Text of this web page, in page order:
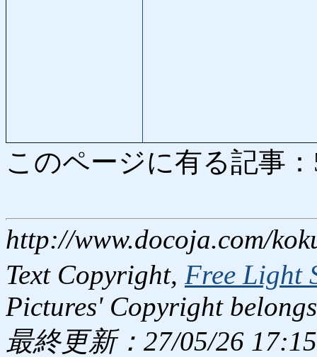
このページに有る記事
http://www.docoja.com/
Text Copyright, Free Light
Pictures' Copyright
最終更新：27/05/26 17:15